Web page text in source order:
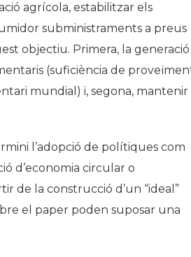
agrícola, estabilitzar els
subministraments a preus
objectiu. Primera, la generació
(suficiència de
mundial) i, segona, mantenir
l’adopció de polítiques com
d’economia circular o
de la construcció d’un “ideal”
el paper poden suposar una